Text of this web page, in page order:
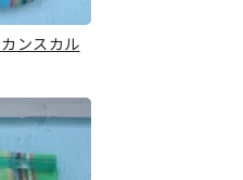
ンスカル